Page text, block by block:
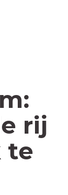
rij
te